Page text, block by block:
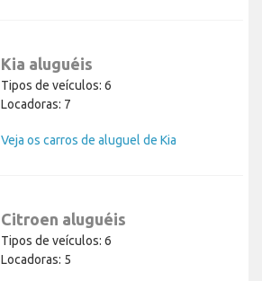
Kia aluguéis
Tipos de veículos: 6
Locadoras: 7
Veja os carros de aluguel de Kia
Citroen aluguéis
Tipos de veículos: 6
Locadoras: 5